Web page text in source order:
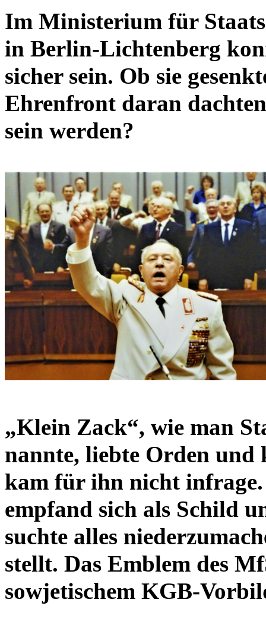
Im Ministerium für
in Berlin-Lichtenberg
sicher sein. Ob sie
Ehrenfront daran
sein werden?
„Klein Zack“, wie man
nannte, liebte Orden
kam für ihn nicht
empfand sich als Schild
suchte alles
stellt. Das Emblem des
sowjetischem KGB-